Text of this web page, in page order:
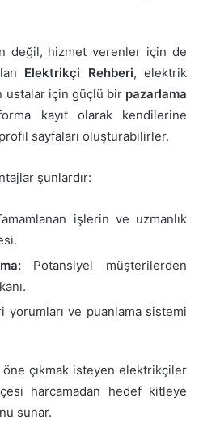
değil, hizmet verenler için de
Elektrikçi Rehberi, elektrik
ustalar için güçlü bir pazarlama
kayıt olarak kendilerine
profil sayfaları oluşturabilirler.
şunlardır:
işlerin ve uzmanlık
Potansiyel müşterilerden
yorumları ve puanlama sistemi
çıkmak isteyen elektrikçiler
harcamadan hedef kitleye
sunar.